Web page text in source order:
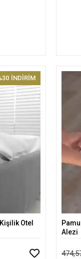
İNDİRİM
Otel
Alezi